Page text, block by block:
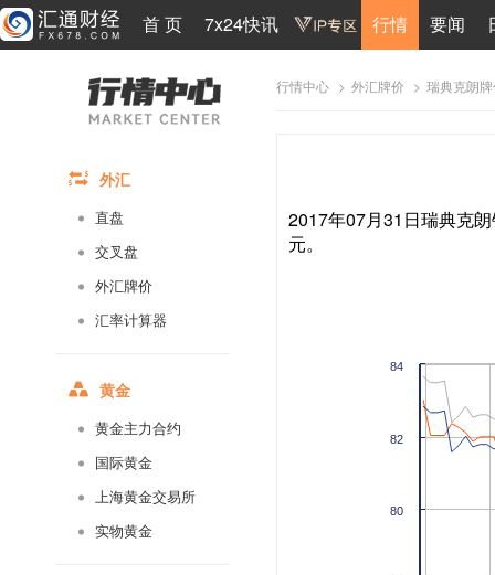
首 页 7x24快讯 行情 要闻
外汇
直盘
交叉盘
外汇牌价
汇率计算器
黄金
黄金主力合约
国际黄金
上海黄金交易所
实物黄金
行情中心 > 外汇牌价 > 瑞典克朗
2017年07月31日瑞典克
元。
80
82
84